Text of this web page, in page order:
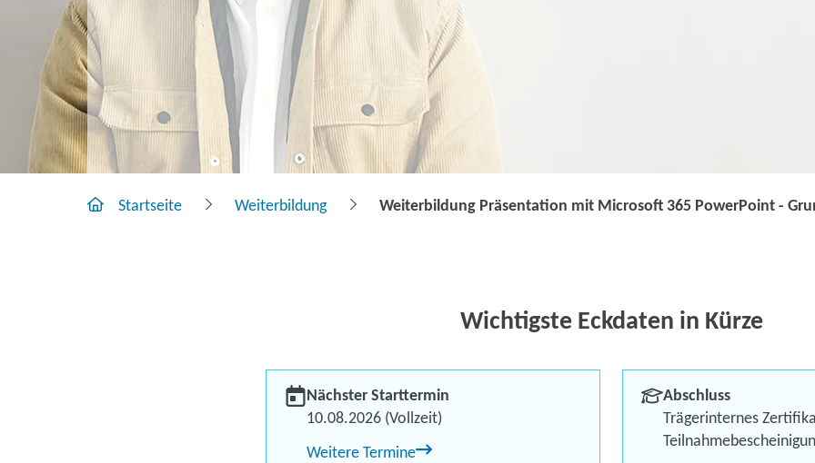
Microsoft 365
Kursstart garantiert!
Bis zu 100 % finanzielle
Startseite Weiterbildung Weiterbildung Präsentation mit Microsoft 365 PowerPoint -
Wichtigste Eckdaten in Kürze
Nächster Starttermin
10.08.2026 (Vollzeit)
Weitere Termine
Abschluss
Trägerinternes